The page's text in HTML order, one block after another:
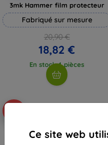
Ce site web
3mk Hammer film protecteur
Fabriqué sur mesure
20,90 €
18,82 €
En stock 4 pièces